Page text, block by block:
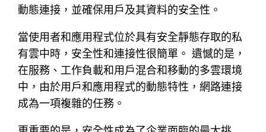
動態連接，並確保用戶及其資料的安全性。
當使用者和應用程式位於具有安全靜態存取的私
有雲中時，安全性和連接性很簡單。 遺憾的是，
在服務、工作負載和用戶混合和移動的多雲環境
中，由於用戶和應用程式的動態特性，網路連接
成為一項複雜的任務。